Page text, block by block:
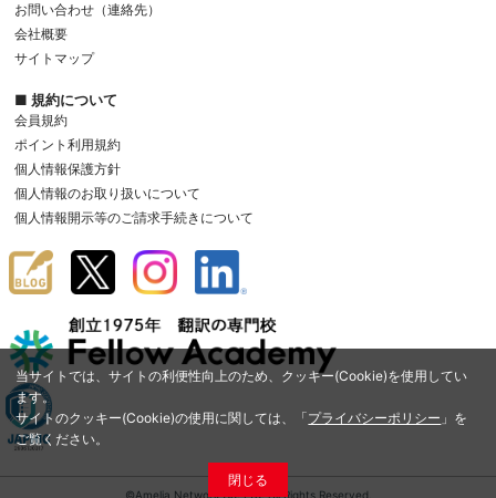
当サイトでは、サイトの利便性向上のため、クッキー(Cookie)を使用してい
ます。
サイトのクッキー(Cookie)の使用に関しては、「プライバシーポリシー 」を
ご覧ください。
閉じる
お問い合わせ（連絡先）
会社概要
サイトマップ
■ 規約について
会員規約
ポイント利用規約
個人情報保護方針
個人情報のお取り扱いについて
個人情報開示等のご請求手続きについて
©Amelia Network Co.,Ltd. All Rights Reserved.